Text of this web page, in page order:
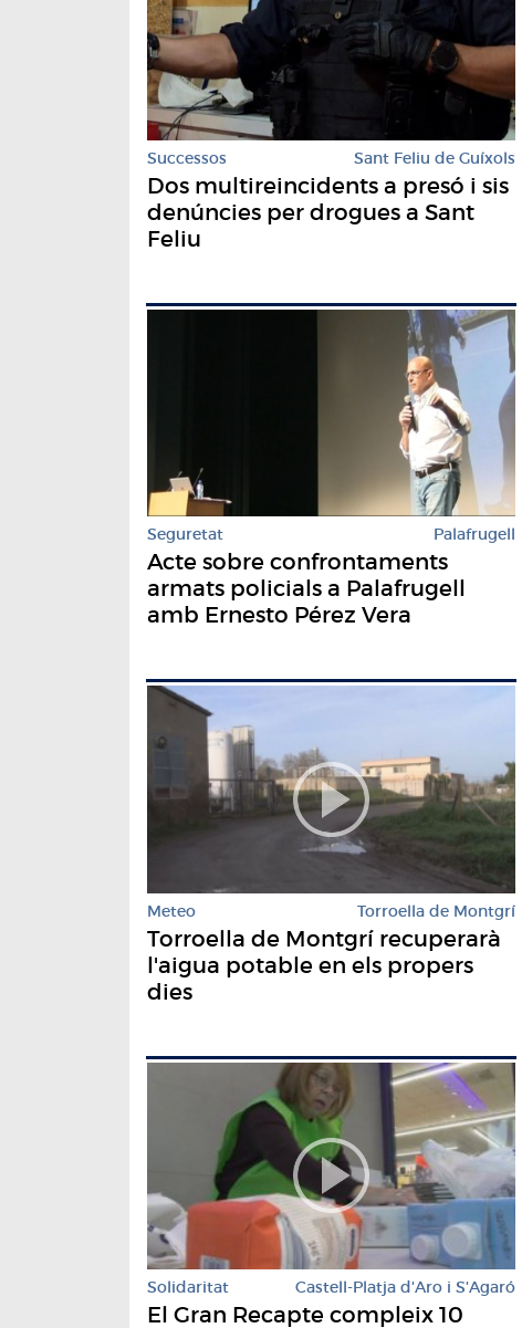
Successos Sant Feliu de Guíxols
Dos multireincidents a presó i sis
denúncies per drogues a Sant
Feliu
Seguretat Palafrugell
Acte sobre confrontaments
armats policials a Palafrugell
amb Ernesto Pérez Vera
Meteo Torroella de Montgrí
Torroella de Montgrí recuperarà
l'aigua potable en els propers
dies
Solidaritat Castell-Platja d'Aro i S'Agaró
El Gran Recapte compleix 10